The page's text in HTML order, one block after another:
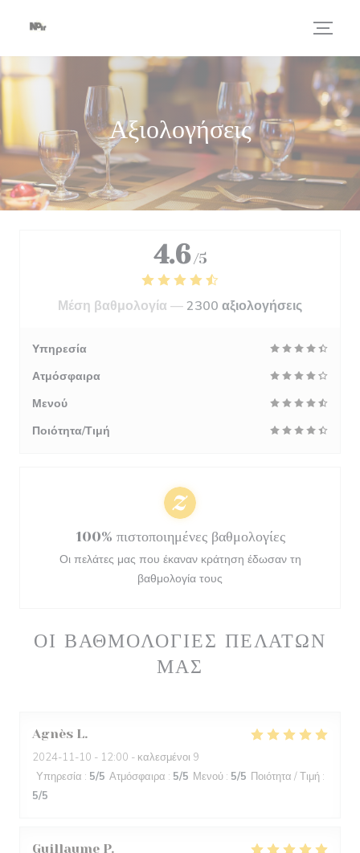
Αξιολογήσεις
ΟΙ ΒΑΘΜΟΛΟΓΊΕΣ ΠΕΛΑΤΏΝ
ΜΑΣ
Agnès L
2024-11-10 - 12:00 - καλεσμένοι 9
Υπηρεσία : 5/5 Ατμόσφαιρα : 5/5 Μενού : 5/5 Ποιότητα / Τιμή :
5/5
Guillaume P
4.6 /5
Μέση βαθμολογία —2300 αξιολογήσεις
Υπηρεσία
Ατμόσφαιρα
Μενού
Ποιότητα/Τιμή
100% πιστοποιημένες βαθμολογίες
Οι πελάτες μας που έκαναν κράτηση έδωσαν τη
βαθμολογία τους